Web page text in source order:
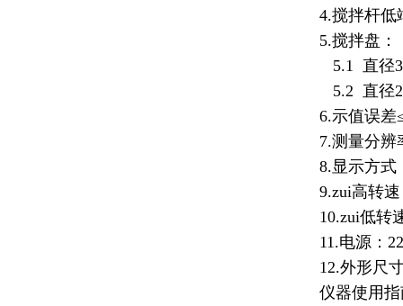
4.搅拌杆低
5.搅拌盘：
5.1 直径
5.2 直径
6.示值误差
7.测量分辨
8.显示方式
9.zui高转
10.zui低转
11.电源：
12.外形尺
仪器使用